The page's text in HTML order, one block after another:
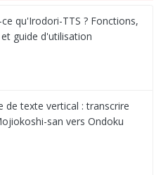
qu'Irodori-TTS ? Fonctions,
guide d'utilisation
de texte vertical : transcrire
san vers Ondoku